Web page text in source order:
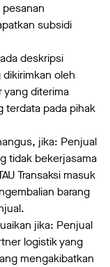
subsidi
deskripsi
oleh
yang diterima
terdata pada pihak
jika: Penjual
tidak bekerjasama
Transaksi masuk
barang
jika: Penjual
logistik yang
mengakibatkan